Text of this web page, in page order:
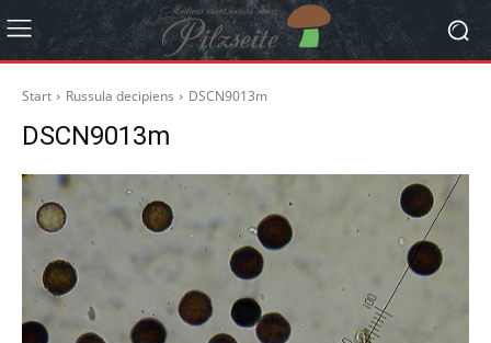
Start Russula decipiens DSCN9013m
DSCN9013m